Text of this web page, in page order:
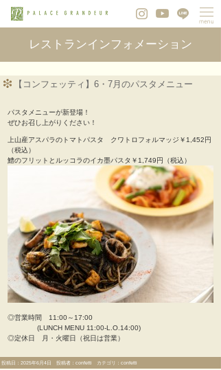
レストランインフォメーション
【コンフェッティ】6・7月のパスタメニュー
パスタメニューが新登場！
ぜひお召し上がりください！
上山産アスパラのトマトパスタ クワトロフォルマッジ￥1,452円
（税込）
鱧のフリットとルッコラのイカ墨パスタ￥1,749円（税込）
◎営業時間 11:00～17:00
(LUNCH MENU 11:00-L.O.14:00)
◎定休日 月・火曜日（祝日は営業）
投稿日：2025年6月4日 投稿者：confetti カテゴリ：confetti